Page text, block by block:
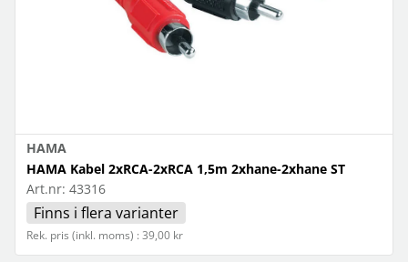
HAMA
HAMA Kabel 2xRCA-2xRCA 1,5m 2xhane-2xhane ST
Art.nr: 43316
Finns i flera varianter
Rek. pris (inkl. moms) : 39,00 kr